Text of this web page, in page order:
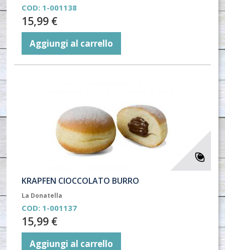
COD: 1-001138
15,99 €
Aggiungi al carrello
KRAPFEN CIOCCOLATO BURRO
La Donatella
COD: 1-001137
15,99 €
Aggiungi al carrello